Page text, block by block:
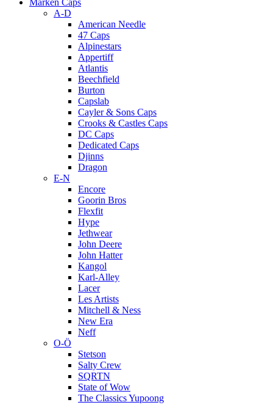
Marken Caps
A-D
American Needle
47 Caps
Alpinestars
Appertiff
Atlantis
Beechfield
Burton
Capslab
Cayler & Sons Caps
Crooks & Castles Caps
DC Caps
Dedicated Caps
Djinns
Dragon
E-N
Encore
Goorin Bros
Flexfit
Hype
Jethwear
John Deere
John Hatter
Kangol
Karl-Alley
Lacer
Les Artists
Mitchell & Ness
New Era
Neff
O-Ö
Stetson
Salty Crew
SQRTN
State of Wow
The Classics Yupoong